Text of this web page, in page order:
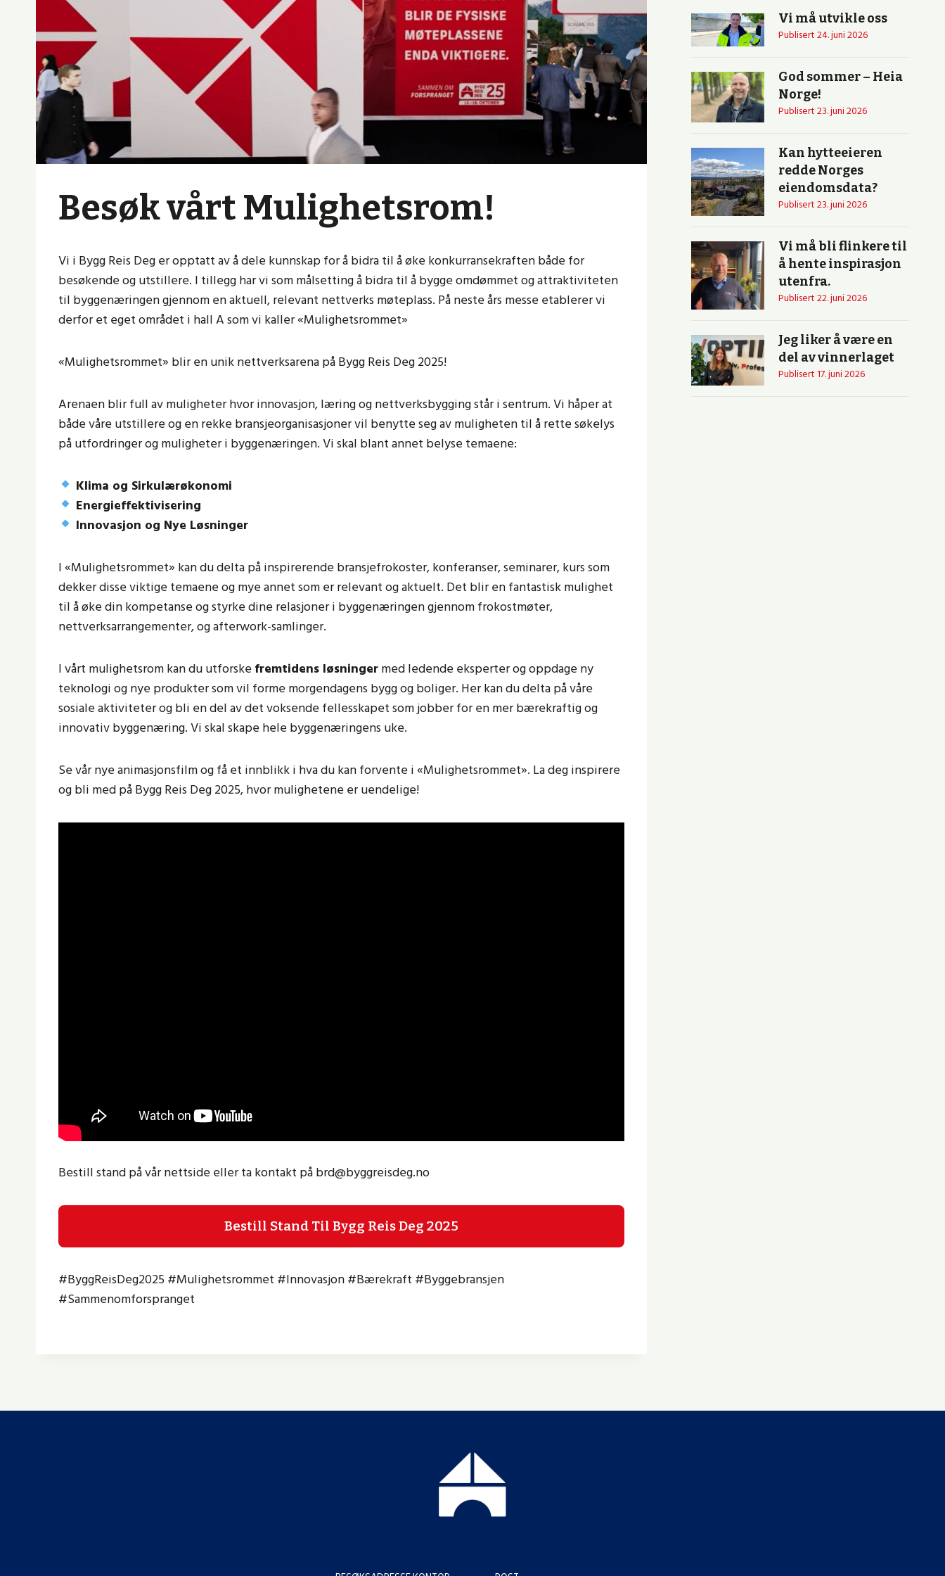
Besøk vårt Mulighetsrom!
Vi i Bygg Reis Deg er opptatt av å dele kunnskap for å bidra til å øke konkurransekraften både for
besøkende og utstillere. I tillegg har vi som målsetting å bidra til å bygge omdømmet og attraktiviteten
til byggenæringen gjennom en aktuell, relevant nettverks møteplass. På neste års messe etablerer vi
derfor et eget området i hall A som vi kaller «Mulighetsrommet»
«Mulighetsrommet» blir en unik nettverksarena på Bygg Reis Deg 2025!
Arenaen blir full av muligheter hvor innovasjon, læring og nettverksbygging står i sentrum. Vi håper at
både våre utstillere og en rekke bransjeorganisasjoner vil benytte seg av muligheten til å rette søkelys
på utfordringer og muligheter i byggenæringen. Vi skal blant annet belyse temaene:
Klima og Sirkulærøkonomi
Energieffektivisering
Innovasjon og Nye Løsninger
I «Mulighetsrommet» kan du delta på inspirerende bransjefrokoster, konferanser, seminarer, kurs som
dekker disse viktige temaene og mye annet som er relevant og aktuelt. Det blir en fantastisk mulighet
til å øke din kompetanse og styrke dine relasjoner i byggenæringen gjennom frokostmøter,
nettverksarrangementer, og afterwork-samlinger.
I vårt mulighetsrom kan du utforskefremtidens løsningermed ledende eksperter og oppdage ny
teknologi og nye produkter som vil forme morgendagens bygg og boliger. Her kan du delta på våre
sosiale aktiviteter og bli en del av det voksende fellesskapet som jobber for en mer bærekraftig og
innovativ byggenæring. Vi skal skape hele byggenæringens uke.
Se vår nye animasjonsfilm og få et innblikk i hva du kan forvente i «Mulighetsrommet». La deg inspirere
og bli med på Bygg Reis Deg 2025, hvor mulighetene er uendelige!
Bestill stand på vår nettside eller ta kontakt på brd@byggreisdeg.no
Bestill Stand Til Bygg Reis Deg 2025
#ByggReisDeg2025 #Mulighetsrommet #Innovasjon #Bærekraft #Byggebransjen
#Sammenomforspranget
Vi må utvikle oss
Publisert24. juni 2026
God sommer – Heia
Norge!
Publisert23. juni 2026
Kan hytteeieren
redde Norges
eiendomsdata?
Publisert23. juni 2026
Vi må bli flinkere til
å hente inspirasjon
utenfra.
Publisert22. juni 2026
Jeg liker å være en
del av vinnerlaget
Publisert17. juni 2026